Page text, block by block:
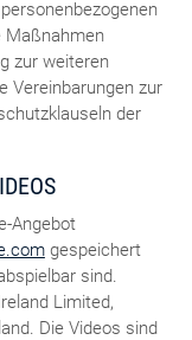
Maßnahmen
zur weiteren
Vereinbarungen zur
der
Angebot
gespeichert
sind.
Limited,
Die Videos sind